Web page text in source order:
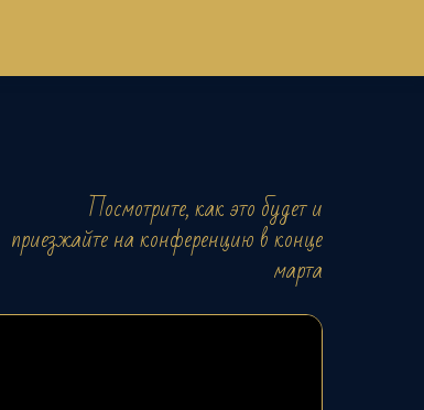
Посмотрите, как это будет и
приезжайте на конференцию в конце
марта